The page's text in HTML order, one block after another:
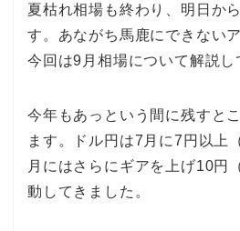
夏枯れ相場も終わり、明日か
す。あながち馬鹿にできない
今回は9月相場について解説し
今年もあっという間に残すと
ます。ドル円は7月に7円以上
月にはさらにギアを上げ10円
動してきました。